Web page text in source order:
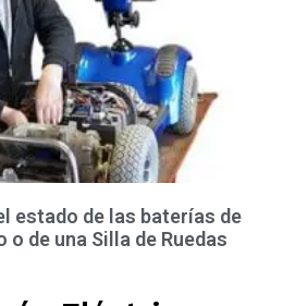
estado de las baterías de
de una Silla de Ruedas